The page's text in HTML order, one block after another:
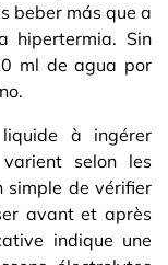
beber más que a
hipertermia. Sin
ml de agua por
à ingérer
selon les
simple de vérifier
avant et après
indique une